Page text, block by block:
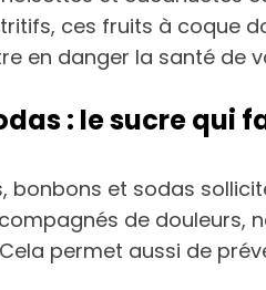
ces fruits à coque
en danger la santé de
: le sucre qui
bonbons et sodas
de douleurs,
permet aussi de